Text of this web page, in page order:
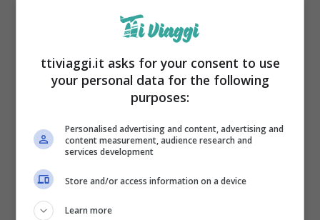
ragazza che salta nella natura – ttiviaggi.it
ttiviaggi.it asks for your consent to use
your personal data for the following
purposes:
Personalised advertising and content, advertising and
content measurement, audience research and
services development
Store and/or access information on a device
Learn more